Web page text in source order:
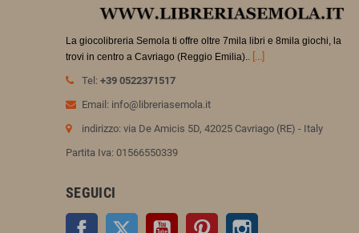
La giocolibreria Semola ti offre oltre 7mila libri e 8mila giochi, la
trovi in centro a Cavriago (Reggio Emilia). . [...]
Tel: +39 0522371517
Email: info@libreriasemola.it
indirizzo: via De Amicis 5D, 42025 Cavriago (RE) - Italy
Partita Iva: 01566550339
SEGUICI
Facebook Twitter YouTube Pinterest